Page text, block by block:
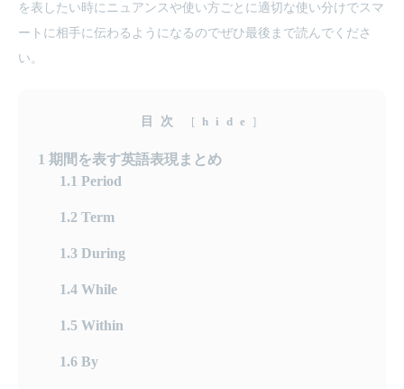
を表したい時にニュアンスや使い方ごとに適切な使い分けでスマ
ートに相手に伝わるようになるのでぜひ最後まで読んでくださ
い。
目次 [ hide ]
1 期間を表す英語表現まとめ
1.1 Period
1.2 Term
1.3 During
1.4 While
1.5 Within
1.6 By